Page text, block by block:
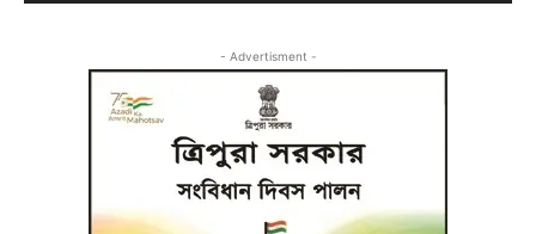
- Advertisment -